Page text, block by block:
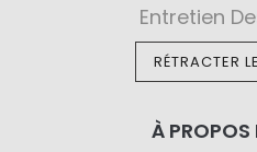
Entretien
RÉTRACTER
À PROPOS